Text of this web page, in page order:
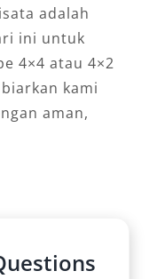
adalah
ini untuk
4×4 atau 4×2
kami
aman,